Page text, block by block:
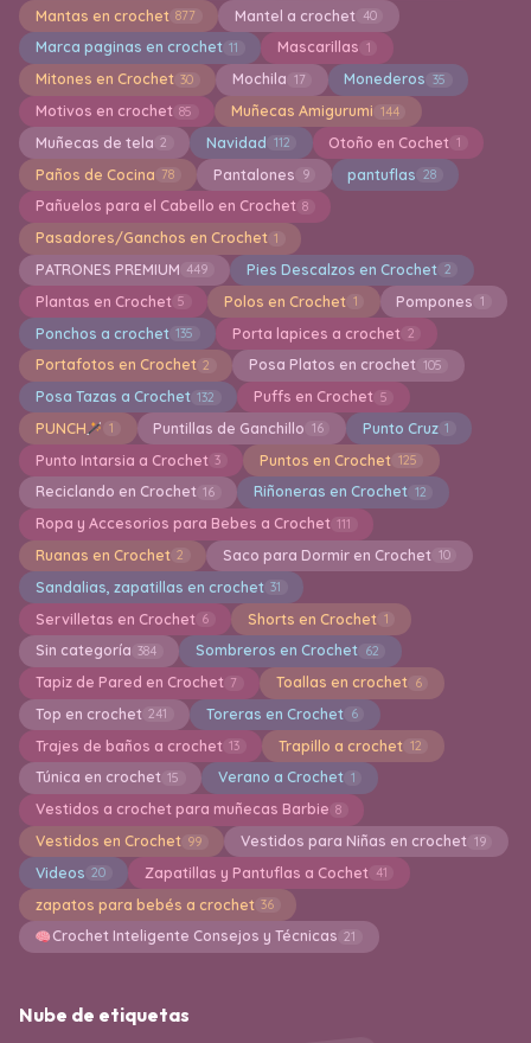
Mantas en crochet 877 Mantel a crochet 40
Marca paginas en crochet 11 Mascarillas 1
Mitones en Crochet 30 Mochila 17 Monederos 35
Motivos en crochet 85 Muñecas Amigurumi 144
Muñecas de tela 2 Navidad 112 Otoño en Cochet 1
Paños de Cocina 78 Pantalones 9 pantuflas 28
Pañuelos para el Cabello en Crochet 8
Pasadores/Ganchos en Crochet 1
PATRONES PREMIUM 449 Pies Descalzos en Crochet 2
Plantas en Crochet 5 Polos en Crochet 1 Pompones 1
Ponchos a crochet 135 Porta lapices a crochet 2
Portafotos en Crochet 2 Posa Platos en crochet 105
Posa Tazas a Crochet 132 Puffs en Crochet 5
PUNCH 1 Puntillas de Ganchillo 16 Punto Cruz 1
Punto Intarsia a Crochet 3 Puntos en Crochet 125
Reciclando en Crochet 16 Riñoneras en Crochet 12
Ropa y Accesorios para Bebes a Crochet 111
Ruanas en Crochet 2 Saco para Dormir en Crochet 10
Sandalias, zapatillas en crochet 31
Servilletas en Crochet 6 Shorts en Crochet 1
Sin categoría 384 Sombreros en Crochet 62
Tapiz de Pared en Crochet 7 Toallas en crochet 6
Top en crochet 241 Toreras en Crochet 6
Trajes de baños a crochet 13 Trapillo a crochet 12
Túnica en crochet 15 Verano a Crochet 1
Vestidos a crochet para muñecas Barbie 8
Vestidos en Crochet 99 Vestidos para Niñas en crochet 19
Videos 20 Zapatillas y Pantuflas a Cochet 41
zapatos para bebés a crochet 36
Crochet Inteligente Consejos y Técnicas 21
Nube de etiquetas